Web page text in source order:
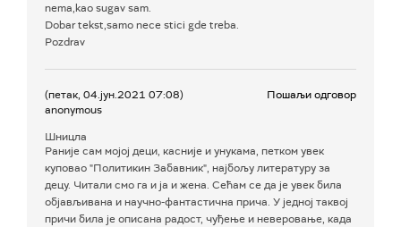
nema,kao sugav sam.
Dobar tekst,samo nece stici gde treba.
Pozdrav
(петак, 04.јун.2021 07:08)
anonymous
Пошаљи одговор
Шницла
Раније сам мојој деци, касније и унукама, петком увек
куповао "Политикин Забавник", најбољу литературу за
децу. Читали смо га и ја и жена. Сећам се да је увек била
објављивана и научно-фантастична прича. У једној таквој
причи била је описана радост, чуђење и неверовање, када